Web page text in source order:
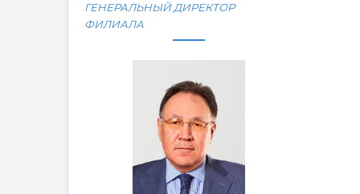
ГЕНЕРАЛЬНЫЙ ДИРЕКТОР
ФИЛИАЛА